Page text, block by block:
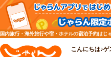
国内旅行・海外旅行や宿・ホテルの宿泊予約は
こんにちは♪ゲ